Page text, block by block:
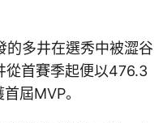
的多井在選秀中被澀谷
從首賽季起便以476.3
屆MVP。